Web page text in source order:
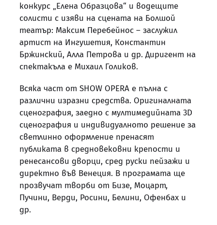
конкурс „Елена Образцова“ и водещите
солисти с изяви на сцената на Болшой
театър: Максим Перебейнос – заслужил
артист на Ингушетия, Константин
Бржинский, Алла Петрова и др. Диригент на
спектакъла е Михаил Голиков.
Всяка част от SHOW OPERA е пълна с
различни изразни средства. Оригиналната
сценография, заедно с мултимедийнaта 3D
сценография и индивидуалното решение за
светлинно оформление пренасят
публиката в средновековни крепости и
ренесансови дворци, сред руски пейзажи и
директно във Венеция. В програмата ще
прозвучат творби от Бизе, Моцарт,
Пучини, Верди, Росини, Белини, Офенбах и
др.